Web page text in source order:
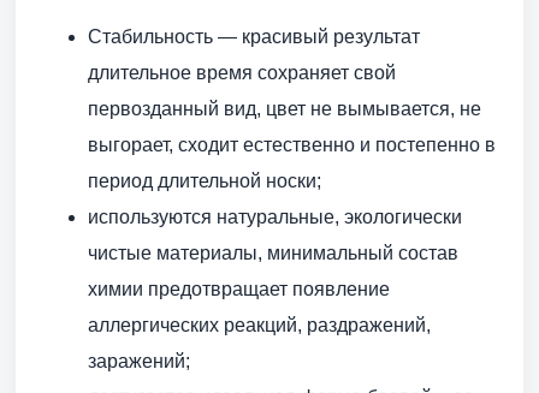
Cтабильность — красивый результат
длительное время сохраняет свой
первозданный вид, цвет не вымывается, не
выгорает, сходит естественно и постепенно в
период длительной носки;
используются натуральные, экологически
чистые материалы, минимальный состав
химии предотвращает появление
аллергических реакций, раздражений,
заражений;